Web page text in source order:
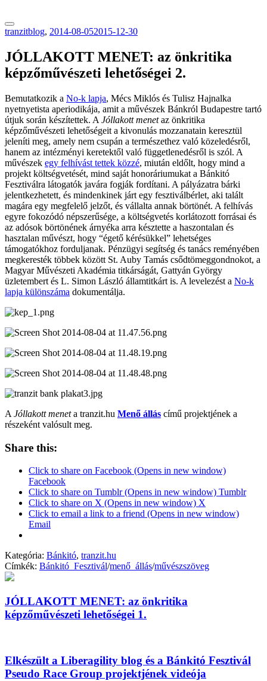
tranzitblog, 2014-08-052015-12-30
JÓLLAKOTT MENET: az önkritika
képzőművészeti lehetőségei 2.
Bemutatkozik a No-k lapja, Mécs Miklós és Tulisz Hajnalka
nyetnyetista aperiodikája, amit a művészek Bánkról Budapestre tartó
útjuk során készítettek. A Jóllakott menetaz önkritika
képzőművészeti lehetőségeit a kivonulás mozzanatain keresztül
jeleníti meg, amely nem csupán a természethez való közeledésről,
hanem az intézményi keretektől való függetlenedésről is szól. A
művészek egy felhívást tettek közzé, miután eldőlt, hogy mind a
projekt költségvetését, mind saját honoráriumukat a Bánkitó
Fesztiválra látogatók javára fogják fordítani. A pályázatra bárki
jelentkezhetett, és mindenkinek járt egy fesztiválbérlet, aki talált
magára egy megfelelő jelzőt, és vállalta annak börtönét. A felhívás
egyre fokozódó népszerűsége, a költségvetés korlátozott forrásai és
az adósok börtönének árnyéka arra késztette a haszontalan és
hasztalan művészt, hogy “égető kérésükkel” lehetséges
támogatókhoz forduljanak. Pénzügyi segítség és tanács reményében
megkeresték többek között St. Auby Tamás csődtömeggondnokot, a
Magyar Művészeti Akadémia titkárságát, Gattyán György
üzletembert és L. Simon László államtitkárt is. A levelezést a No-k
lapja különszáma dokumentálja.
A Jóllakott meneta tranzit.hu Menő állás című projektjének a
részeként valósult meg.
Share this:
Click to share on Facebook (Opens in new window)
Facebook
Click to share on Tumblr (Opens in new window) Tumblr
Click to share on X (Opens in new window) X
Click to email a link to a friend (Opens in new window)
Email
Kategória: Bánkitó, tranzit.hu
Címkék: Bánkitó_Fesztivál/menő_állás/művészszöveg
JÓLLAKOTT MENET: az önkritika
képzőművészeti lehetőségei 1.
Elkészült a Liberagility blog és a Bánkitó Fesztivál
Pseudo Race Group projektjének videója